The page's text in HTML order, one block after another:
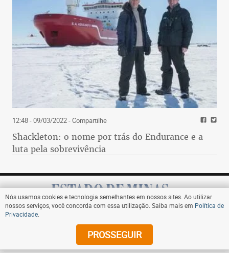
12:48 - 09/03/2022- Compartilhe
Shackleton: o nome por trás do Endurance e a
luta pela sobrevivência
Assine
Nós usamos cookies e tecnologia semelhantes em nossos sites. Ao utilizar
nossos serviços, você concorda com essa utilização. Saiba mais em Política de
Privacidade
PROSSEGUIR